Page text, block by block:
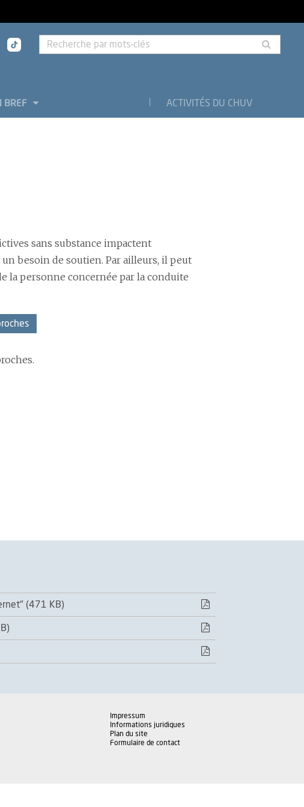
BREF ACTIVITÉS DU CHUV
sans substance impactent
besoin de soutien. Par ailleurs, il peut
la personne concernée par la conduite
(471 KB)
Impressum
Informations juridiques
Plan du site
Formulaire de contact